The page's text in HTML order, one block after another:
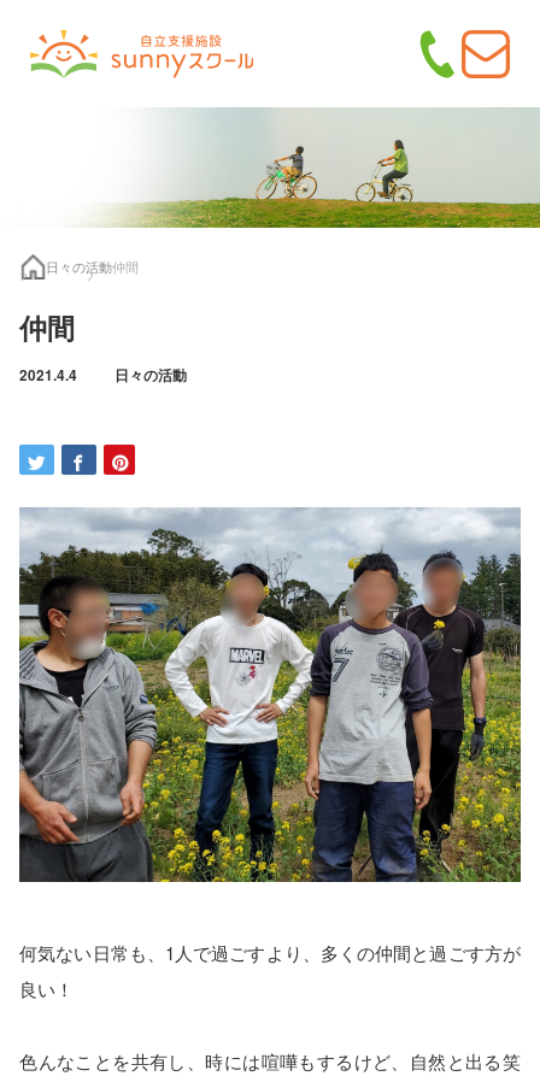
日々の活動仲間
仲間
2021.4.4 日々の活動
何気ない日常も、1人で過ごすより、多くの仲間と過ごす方が
良い！
色んなことを共有し、時には喧嘩もするけど、自然と出る笑